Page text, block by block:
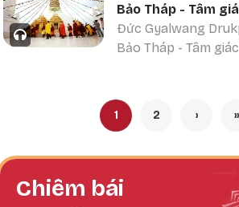
Bảo Tháp - Tâm
Phật
Đức Gyalwang
Bảo Tháp - Tâm
Trang hiện thời
1 Trang
2 Next
› »
Chiêm bái